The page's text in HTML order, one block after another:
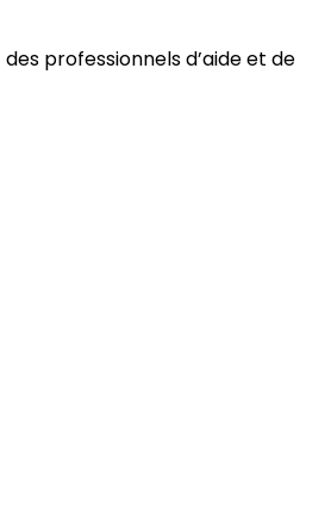
professionnels d’aide et de